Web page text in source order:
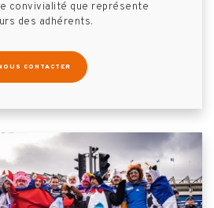
convivialité que représente
des adhérents.
CONTACTER